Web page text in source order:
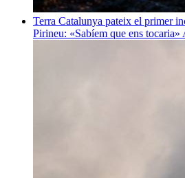
Terra Catalunya pateix el primer
Pirineu: «Sabíem que ens tocaria»